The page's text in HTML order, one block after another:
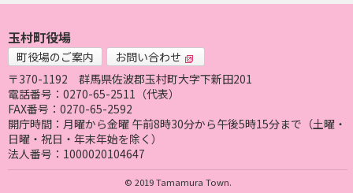
玉村町役場
町役場のご案内
お問い合わせ
〒370-1192
群馬県佐波郡玉村町大字下新田201
電話番号：0270-65-2511（代表）
FAX番号：0270-65-2592
開庁時間：月曜から金曜 午前8時30分から午後5時15分まで（土曜・
日曜・祝日・年末年始を除く）
法人番号：1000020104647
© 2019 Tamamura Town.